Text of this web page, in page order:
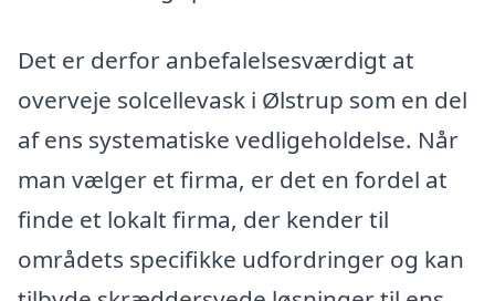
Det er derfor anbefalelsesværdigt at
overveje solcellevask i Ølstrup som en del
af ens systematiske vedligeholdelse. Når
man vælger et firma, er det en fordel at
finde et lokalt firma, der kender til
områdets specifikke udfordringer og kan